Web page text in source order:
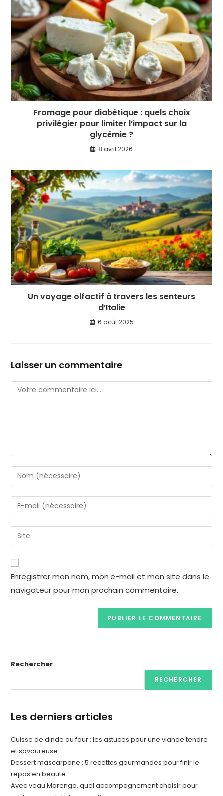
Fromage pour diabétique : quels choix
privilégier pour limiter l’impact sur la
glycémie ?
8 avril 2026
Un voyage olfactif à travers les senteurs
d’Italie
6 août 2025
Laisser un commentaire
Enregistrer mon nom, mon e-mail et mon site dans le
navigateur pour mon prochain commentaire.
Rechercher
RECHERCHER
Les derniers articles
Cuisse de dinde au four : les astuces pour une viande tendre
et savoureuse
Dessert mascarpone : 5 recettes gourmandes pour finir le
repas en beauté
Avec veau Marengo, quel accompagnement choisir pour